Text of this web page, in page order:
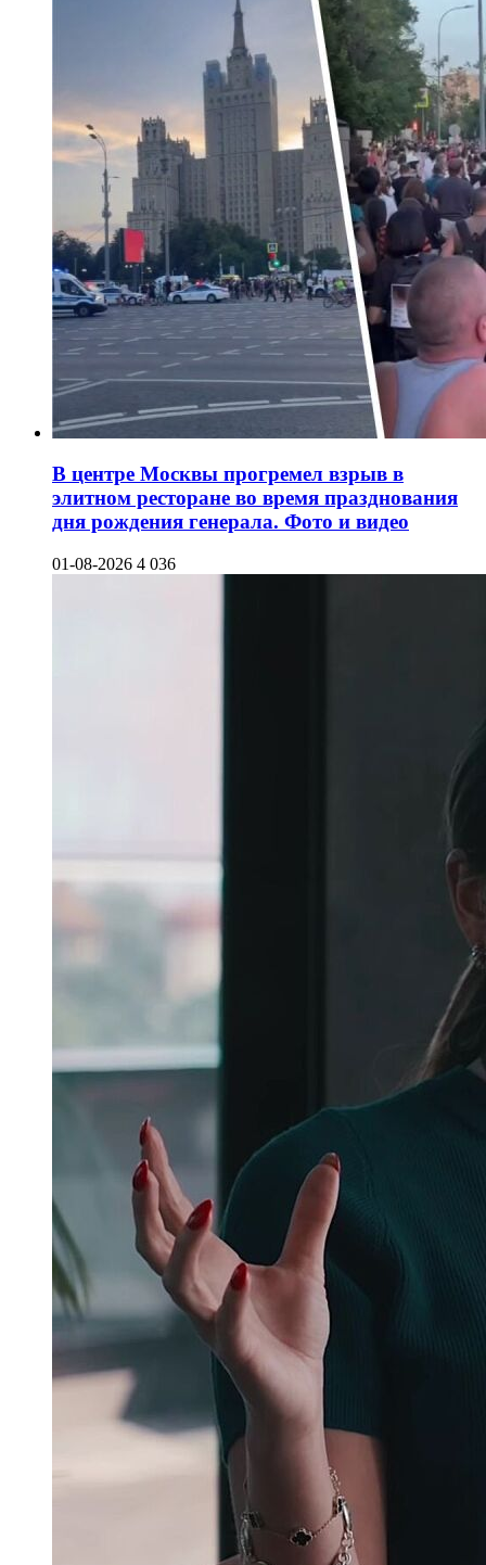
В центре Москвы прогремел взрыв в
элитном ресторане во время празднования
дня рождения генерала. Фото и видео
01-08-2026 4 036